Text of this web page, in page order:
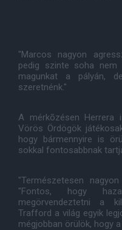
"Marcos nagyon
pedig szinte soha
magunkat a pályán,
szeretnénk."
A mérkõzésen Herrera
Vörös Ördögök
hogy bármennyire is
sokkal fontosabbnak
"Természetesen
"Fontos, hogy
megörvendeztetni a
Trafford a világ egyik
mégjobban örülök, hogy